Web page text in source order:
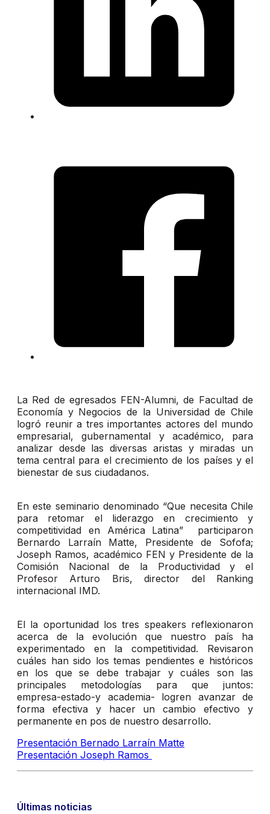
La Red de egresados FEN-Alumni, de Facultad de
Economía y Negocios de la Universidad de Chile
logró reunir a tres importantes actores del mundo
empresarial, gubernamental y académico, para
analizar desde las diversas aristas y miradas un
tema central para el crecimiento de los países y el
bienestar de sus ciudadanos.
En este seminario denominado “Que necesita Chile
para retomar el liderazgo en crecimiento y
competitividad en América Latina” participaron
Bernardo Larraín Matte, Presidente de Sofofa;
Joseph Ramos, académico FEN y Presidente de la
Comisión Nacional de la Productividad y el
Profesor Arturo Bris, director del Ranking
internacional IMD.
El la oportunidad los tres speakers reflexionaron
acerca de la evolución que nuestro país ha
experimentado en la competitividad. Revisaron
cuáles han sido los temas pendientes e históricos
en los que se debe trabajar y cuáles son las
principales metodologías para que juntos:
empresa-estado-y academia- logren avanzar de
forma efectiva y hacer un cambio efectivo y
permanente en pos de nuestro desarrollo.
Presentación Bernado Larraín Matte
Presentación Joseph Ramos
Últimas noticias